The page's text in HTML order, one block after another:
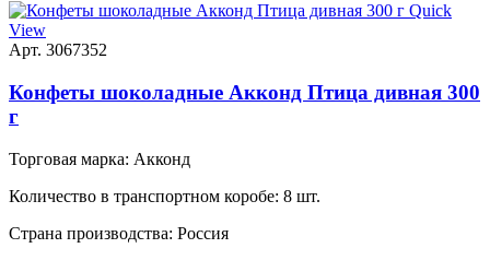
Quick
View
Арт. 3067352
Конфеты шоколадные Акконд Птица дивная 300
г
Торговая марка: Акконд
Количество в транспортном коробе: 8 шт.
Страна производства: Россия